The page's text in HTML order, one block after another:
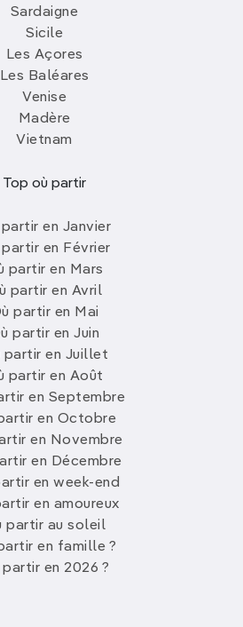
Sardaigne
Sicile
Les Açores
Les Baléares
Venise
Madère
Vietnam
Top où partir
en Janvier
partir en Février
partir en Mars
partir en Avril
partir en Mai
partir en Juin
partir en Juillet
partir en Août
en Septembre
en Octobre
en Novembre
en Décembre
en week-end
en amoureux
partir au soleil
en famille ?
partir en 2026 ?